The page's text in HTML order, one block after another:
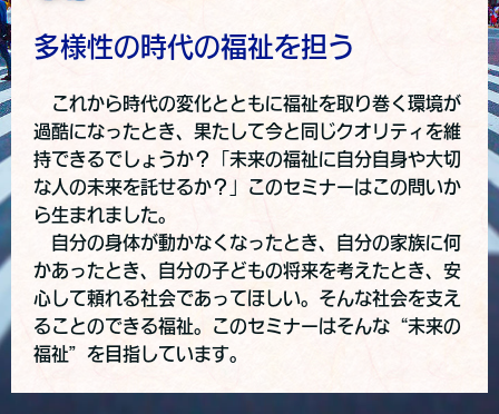
多様性の時代の福祉を担う
これから時代の変化とともに福祉を取り巻く環境が
過酷になったとき、果たして今と同じクオリティを維
持できるでしょうか？「未来の福祉に自分自身や大切
な人の未来を託せるか？」このセミナーはこの問いか
ら生まれました。
自分の身体が動かなくなったとき、自分の家族に何
かあったとき、自分の子どもの将来を考えたとき、安
心して頼れる社会であってほしい。そんな社会を支え
ることのできる福祉。このセミナーはそんな“未来の
福祉”を目指しています。